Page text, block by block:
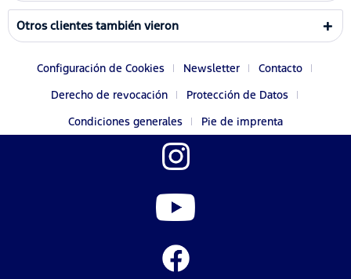
Otros clientes también vieron
Configuración de Cookies Newsletter
Contacto
Derecho de revocación
Protección de Datos
Condiciones generales
Pie de imprenta